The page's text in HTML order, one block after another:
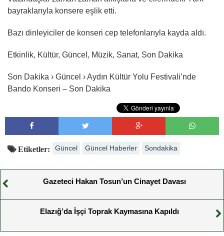
bayraklarıyla konsere eşlik etti.
Bazı dinleyiciler de konseri cep telefonlarıyla kayda aldı.
Etkinlik, Kültür, Güncel, Müzik, Sanat, Son Dakika
Son Dakika › Güncel › Aydın Kültür Yolu Festivali’nde
Bando Konseri – Son Dakika
Etiketler: Güncel Güncel Haberler Sondakika
Gazeteci Hakan Tosun’un Cinayet Davası
Elazığ’da İşçi Toprak Kaymasına Kapıldı